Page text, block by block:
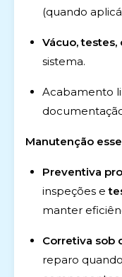
(quando
Vácuo,
sistema.
Acabamento
Manutenção
Preventiva
inspeções e
manter
Corretiva sob
reparo